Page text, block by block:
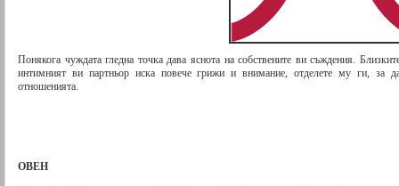
Понякога чуждата гледна точка дава яснота на собствените ви съждения.
интимният ви партньор иска повече грижи и внимание, отделете му ги, за
отношенията.
ОВЕН